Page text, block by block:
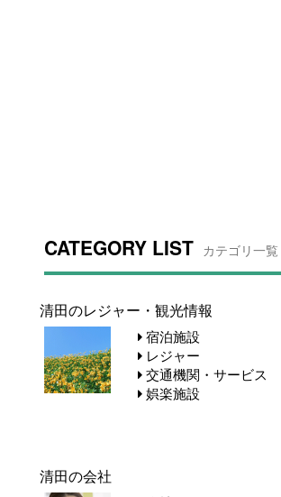
CATEGORY LIST カテゴリ一覧
清田のレジャー・観光情報
宿泊施設
レジャー
交通機関・サービス
娯楽施設
清田の会社